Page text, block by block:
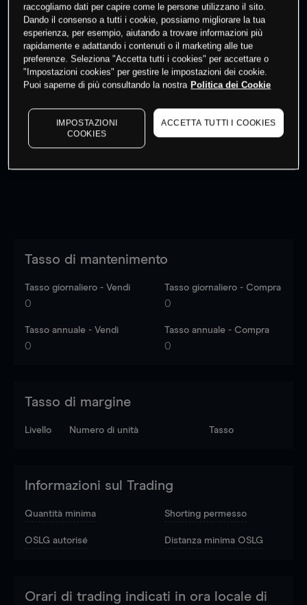
Fai trading
I prezzi sono solo indicativi. Accediper vedere gli ultimi
dati di mercato
to see latest market data
Tasso di mantenimento
Tasso giornaliero - Vendi
0
Tasso giornaliero - Compra
0
Tasso annuale - Vendi
0
Tasso annuale - Compra
0
Tasso di margine
Livello Numero di unità Tasso
Informazioni sul Trading
Quantità minima Shorting permesso
OSLG autorisé Distanza minima OSLG
Orari di trading indicati in ora locale di
raccogliamo dati per capire come le persone utilizzano il sito.
Dando il consenso a tutti i cookie, possiamo migliorare la tua
esperienza, per esempio, aiutando a trovare informazioni più
rapidamente e adattando i contenuti o il marketing alle tue
preferenze. Seleziona "Accetta tutti i cookies" per accettare o
"Impostazioni cookies" per gestire le impostazioni dei cookie.
Puoi saperne di più consultando la nostra Politica dei Cookie
IMPOSTAZIONI
COOKIES
ACCETTA TUTTI I COOKIES